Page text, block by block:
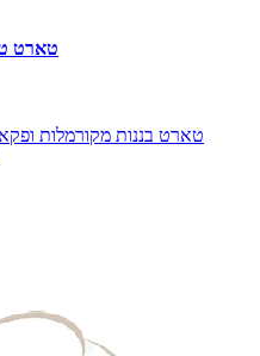
טארט
טארט בננות מקורמלות